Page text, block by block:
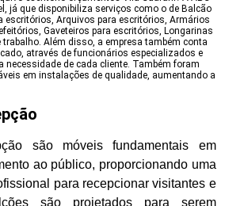
já que disponibiliza serviços como o de Balcão
escritórios, Arquivos para escritórios, Armários
Gaveteiros para escritórios, Longarinas
trabalho. Além disso, a empresa também conta
através de funcionários especializados e
necessidade de cada cliente. Também foram
em instalações de qualidade, aumentando a
são móveis fundamentais em
ao público, proporcionando uma
para recepcionar visitantes e
são projetados para serem